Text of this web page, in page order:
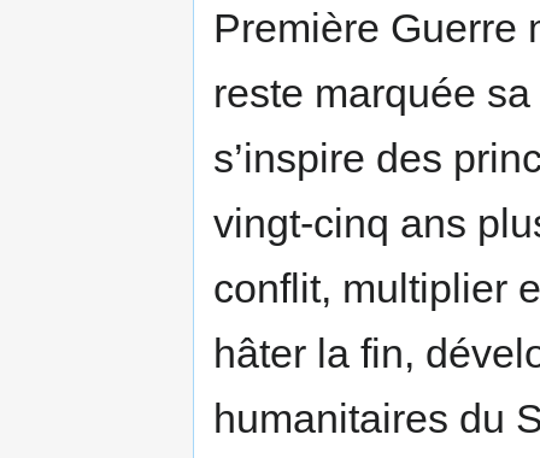
Première Guerre
reste marquée
s’inspire des
vingt-cinq ans
conflit, multiplier
hâter la fin,
humanitaires du